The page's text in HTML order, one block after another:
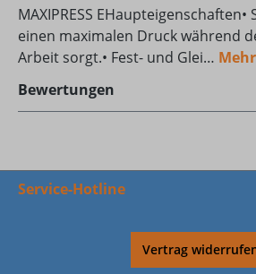
MAXIPRESS
einen maximalen Druck während
Arbeit sorgt.• Fest- und Glei… Mehr
Bewertungen
Service-Hotline
Vertrag